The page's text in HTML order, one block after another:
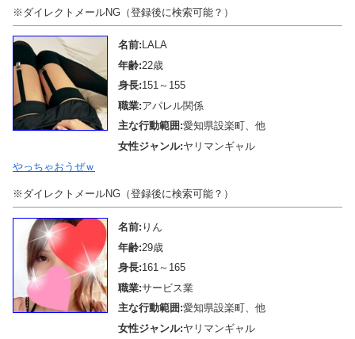
※ダイレクトメールNG（登録後に検索可能？）
名前: LALA
年齢:22歳
身長:151～155
職業:アパレル関係
主な行動範囲:愛知県設楽町、他
女性ジャンル:ヤリマンギャル
やっちゃおうぜｗ
※ダイレクトメールNG（登録後に検索可能？）
名前: りん
年齢:29歳
身長:161～165
職業:サービス業
主な行動範囲:愛知県設楽町、他
女性ジャンル:ヤリマンギャル